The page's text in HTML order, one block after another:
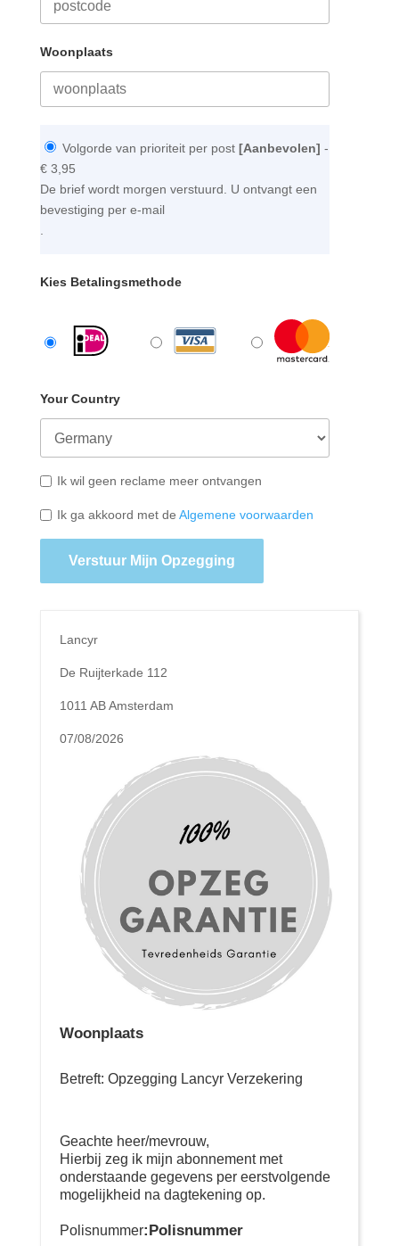
Woonplaats
Volgorde van prioriteit per post [Aanbevolen] -
€ 3,95
De brief wordt morgen verstuurd. U ontvangt een
bevestiging per e-mail
.
Kies Betalingsmethode
Your Country
Ik wil geen reclame meer ontvangen
Ik ga akkoord met de Algemene voorwaarden
Verstuur Mijn Opzegging
Lancyr
De Ruijterkade 112
1011 AB Amsterdam
07/08/2026
Woonplaats
Betreft: Opzegging Lancyr Verzekering
Geachte heer/mevrouw,
Hierbij zeg ik mijn abonnement met
onderstaande gegevens per eerstvolgende
mogelijkheid na dagtekening op.
Polisnummer:Polisnummer